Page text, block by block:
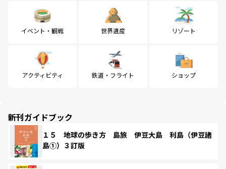
イベント・観戦 世界遺産 リゾート
アクティビティ 鉄道・フライト ショップ
新刊ガイドブック
１５ 地球の歩き方 島旅 伊豆大島 利島（伊豆諸
島①）３訂版